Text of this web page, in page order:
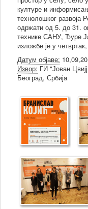
културе и
технолошког развоја
одржати од 5. до 31.
технике САНУ, Ђуре
изложбе је у
Датум објаве:
Извор: ГИ "Јован
Београд, Србија